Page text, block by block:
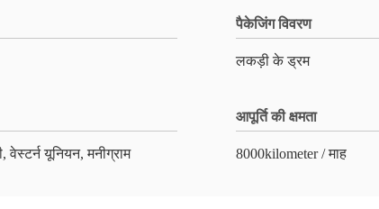
पैकेजिंग विवरण
लकड़ी के ड्रम
वेस्टर्न यूनियन, मनीग्राम
आपूर्ति की क्षमता
8000kilometer / माह